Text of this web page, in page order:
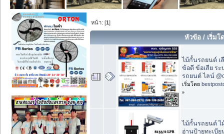
หน้า: [1]
หัวข้อ / เริ่มโ
ไม้กั้นรถยนต์ เ
ข้อดี ข้อเสีย ร
รถยนต์ ไลน์
เริ่มโดย
»
ไม้กั้นรถยนต์
อ่านป้ายทะเบี